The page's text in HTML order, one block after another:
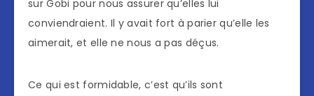
sur Gobi pour nous assurer qu’elles lui
conviendraient. Il y avait fort à parier qu’elle les
aimerait, et elle ne nous a pas déçus.
Ce qui est formidable, c’est qu’ils sont